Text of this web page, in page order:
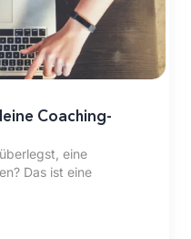
Coaching-
eine
Das ist eine